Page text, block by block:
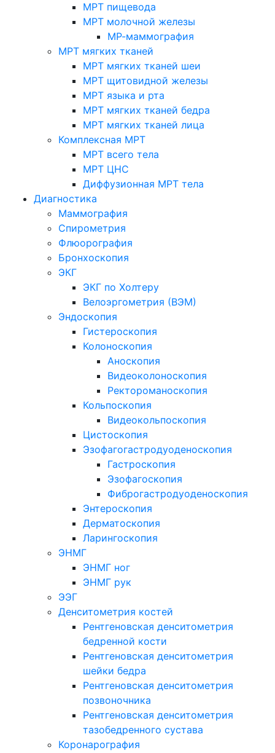
МРТ пищевода
МРТ молочной железы
МР-маммография
МРТ мягких тканей
МРТ мягких тканей шеи
МРТ щитовидной железы
МРТ языка и рта
МРТ мягких тканей бедра
МРТ мягких тканей лица
Комплексная МРТ
МРТ всего тела
МРТ ЦНС
Диффузионная МРТ тела
Диагностика
Маммография
Спирометрия
Флюорография
Бронхоскопия
ЭКГ
ЭКГ по Холтеру
Велоэргометрия (ВЭМ)
Эндоскопия
Гистероскопия
Колоноскопия
Аноскопия
Видеоколоноскопия
Ректороманоскопия
Кольпоскопия
Видеокольпоскопия
Цистоскопия
Эзофагогастродуоденоскопия
Гастроскопия
Эзофагоскопия
Фиброгастродуоденоскопия
Энтероскопия
Дерматоскопия
Ларингоскопия
ЭНМГ
ЭНМГ ног
ЭНМГ рук
ЭЭГ
Денситометрия костей
Рентгеновская денситометрия
бедренной кости
Рентгеновская денситометрия
шейки бедра
Рентгеновская денситометрия
позвоночника
Рентгеновская денситометрия
тазобедренного сустава
Коронарография